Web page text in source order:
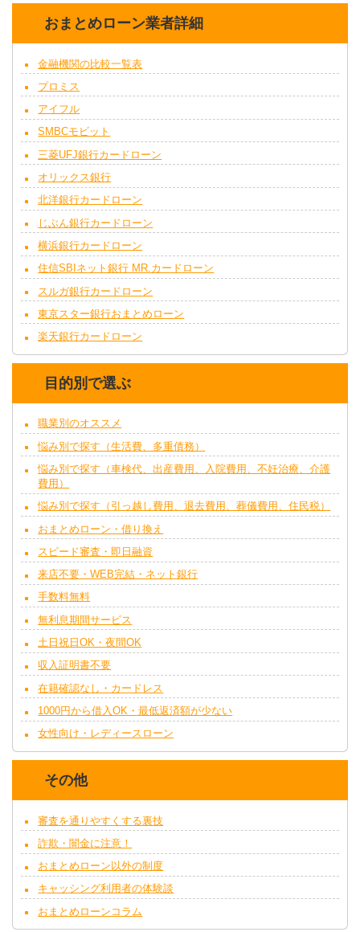
おまとめローン業者詳細
金融機関の比較一覧表
プロミス
アイフル
SMBCモビット
三菱UFJ銀行カードローン
オリックス銀行
北洋銀行カードローン
じぶん銀行カードローン
横浜銀行カードローン
住信SBIネット銀行 MR.カードローン
スルガ銀行カードローン
東京スター銀行おまとめローン
楽天銀行カードローン
目的別で選ぶ
職業別のオススメ
悩み別で探す（生活費、多重債務）
悩み別で探す（車検代、出産費用、入院費用、不妊治療、介護
費用）
悩み別で探す（引っ越し費用、退去費用、葬儀費用、住民税）
おまとめローン・借り換え
スピード審査・即日融資
来店不要・WEB完結・ネット銀行
手数料無料
無利息期間サービス
土日祝日OK・夜間OK
収入証明書不要
在籍確認なし・カードレス
1000円から借入OK・最低返済額が少ない
女性向け・レディースローン
その他
審査を通りやすくする裏技
詐欺・闇金に注意！
おまとめローン以外の制度
キャッシング利用者の体験談
おまとめローンコラム